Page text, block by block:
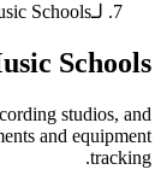
لـMusic Schools
Schools
studios, and
and equipment
tracking.